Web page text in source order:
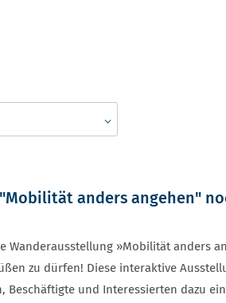
anders angehen"
Wanderausstellung »Mobilität anders
zu dürfen! Diese interaktive
Beschäftigte und Interessierten dazu